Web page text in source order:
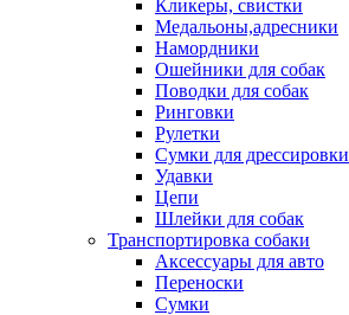
Кликеры, свистки
Медальоны,адресники
Намордники
Ошейники для собак
Поводки для собак
Ринговки
Рулетки
Сумки для дрессировки
Удавки
Цепи
Шлейки для собак
Транспортировка собаки
Аксессуары для авто
Переноски
Сумки